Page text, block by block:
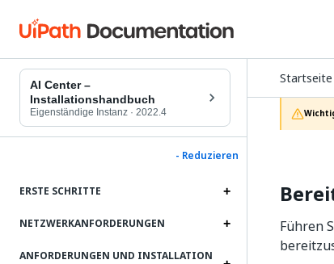
AI Center –
Installationshandbuch
Eigenständige Instanz · 2022.4
- Reduzieren
ERSTE SCHRITTE
NETZWERKANFORDERUNGEN
ANFORDERUNGEN UND INSTALLATION
Startseite
Führen